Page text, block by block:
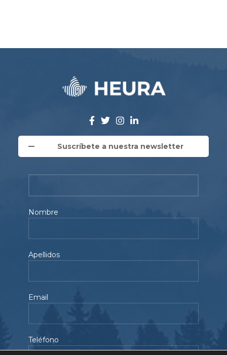
Suscríbete a nuestra newsletter
Nombre
Apellidos
Email
Teléfono